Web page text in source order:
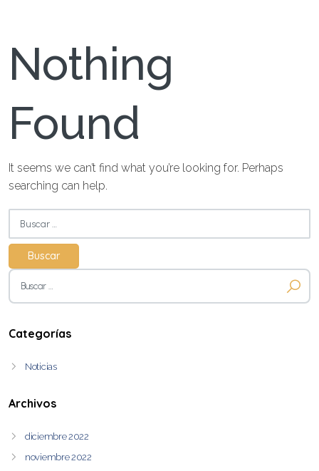
Nothing
Found
It seems we can’t find what you’re looking for. Perhaps
searching can help.
Buscar:
Buscar:
Categorías
Noticias
Archivos
diciembre 2022
noviembre 2022